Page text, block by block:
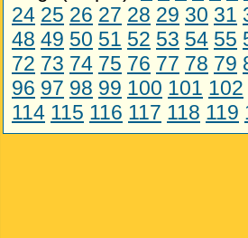
24 25 26 27 28 29 30 31
48 49 50 51 52 53 54 55
72 73 74 75 76 77 78 79
96 97 98 99 100 101 102
114 115 116 117 118 119